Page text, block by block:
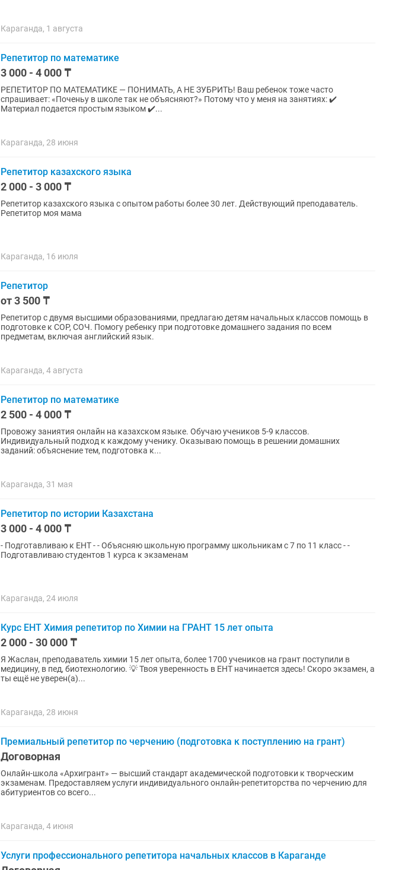
Караганда, 1 августа
Репетитор по математике
3 000 - 4 000 ₸
РЕПЕТИТОР ПО МАТЕМАТИКЕ — ПОНИМАТЬ, А НЕ ЗУБРИТЬ! Ваш ребенок тоже часто
спрашивает: «Поченьу в школе так не объясняют?» Потому что у меня на занятиях: ✔️
Материал подается простым языком ✔️...
Караганда, 28 июня
Репетитор казахского языка
2 000 - 3 000 ₸
Репетитор казахского языка с опытом работы более 30 лет. Действующий преподаватель.
Репетитор моя мама
Караганда, 16 июля
Репетитор
от 3 500 ₸
Репетитор с двумя высшими образованиями, предлагаю детям начальных классов помощь в
подготовке к СОР, СОЧ. Помогу ребенку при подготовке домашнего задания по всем
предметам, включая английский язык.
Караганда, 4 августа
Репетитор по математике
2 500 - 4 000 ₸
Провожу заниятия онлайн на казахском языке. Обучаю учеников 5-9 классов.
Индивидуальный подход к каждому ученику. Оказываю помощь в решении домашних
заданий: объяснение тем, подготовка к...
Караганда, 31 мая
Репетитор по истории Казахстана
3 000 - 4 000 ₸
- Подготавливаю к ЕНТ - - Объясняю школьную программу школьникам с 7 по 11 класс - -
Подготавливаю студентов 1 курса к экзаменам
Караганда, 24 июля
Курс ЕНТ Химия репетитор по Химии на ГРАНТ 15 лет опыта
2 000 - 30 000 ₸
Я Жаслан, преподаватель химии 15 лет опыта, более 1700 учеников на грант поступили в
медицину, в пед, биотехнологию. 💡 Твоя уверенность в ЕНТ начинается здесь! Скоро экзамен, а
ты ещё не уверен(а)...
Караганда, 28 июня
Премиальный репетитор по черчению (подготовка к поступлению на грант)
Договорная
Онлайн-школа «Архигрант» — высший стандарт академической подготовки к творческим
экзаменам. Предоставляем услуги индивидуального онлайн-репетиторства по черчению для
абитуриентов со всего...
Караганда, 4 июня
Услуги профессионального репетитора начальных классов в Караганде